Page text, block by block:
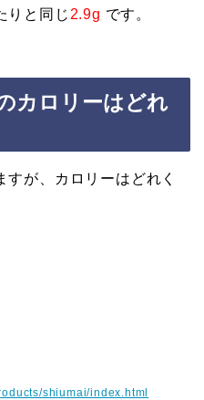
りと同じ 2.9g です。
カロリーはどれ
が、カロリーはどれく
shiumai/index.html